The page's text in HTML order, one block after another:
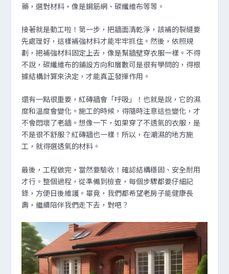
藥，選對材料，像是鋼筋網、碳纖維布等等。
接著就是動工啦！第一步，把牆面清乾淨，該補的裂縫要
先處理好，這樣補強材料才能牢牢抓住。然後，依照規
劃，把補強材料固定上去，像是幫牆壁穿衣服一樣。不得
不說，碳纖維布的鋪設方向和層數可是很有學問的，得根
據結構計算來決定，才能真正發揮作用。
還有一點很重要，紅磚牆會「呼吸」！也就是說，它的濕
度和溫度會變化。施工的時候，得隨時注意這些變化，才
不會悶壞了老牆。想像一下，如果穿了不透氣的衣服，是
不是很不舒服？紅磚牆也一樣！所以，在潮濕的地方施
工，就得選透氣的材料。
最後，工程做完，當然要驗收！確認結構穩固、安全耐用
才行。整個過程，從準備到檢查，每個步驟都要仔細記
錄，方便日後維護。畢竟，我們都希望老房子能健康長
壽，繼續陪伴我們走下去，對吧？